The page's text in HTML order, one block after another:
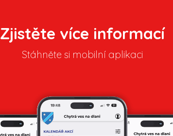
Zjistěte více informací
Stáhněte si mobilní aplikaci